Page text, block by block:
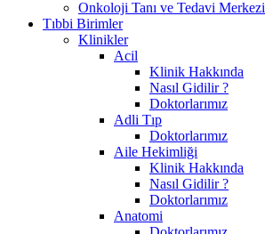
Onkoloji Tanı ve Tedavi Merkezi
Tıbbi Birimler
Klinikler
Acil
Klinik Hakkında
Nasıl Gidilir ?
Doktorlarımız
Adli Tıp
Doktorlarımız
Aile Hekimliği
Klinik Hakkında
Nasıl Gidilir ?
Doktorlarımız
Anatomi